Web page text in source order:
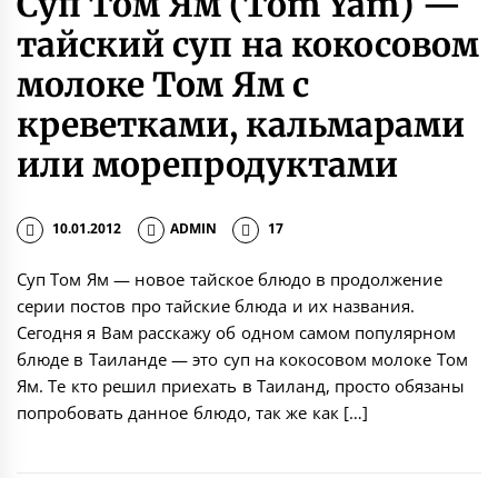
тайский суп на кокосовом
молоке Том Ям с
креветками, кальмарами
или морепродуктами
10.01.2012 ADMIN 17
Суп Том Ям — новое тайское блюдо в продолжение
серии постов про тайские блюда и их названия.
Сегодня я Вам расскажу об одном самом популярном
блюде в Таиланде — это суп на кокосовом молоке Том
Ям. Те кто решил приехать в Таиланд, просто обязаны
попробовать данное блюдо, так же как […]